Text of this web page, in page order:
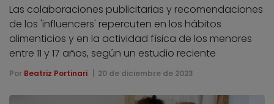
Las colaboraciones publicitarias y recomendaciones
de los 'influencers' repercuten en los hábitos
alimenticios y en la actividad física de los menores
entre 11 y 17 años, según un estudio reciente
Por Beatriz Portinari 20 de diciembre de 2023